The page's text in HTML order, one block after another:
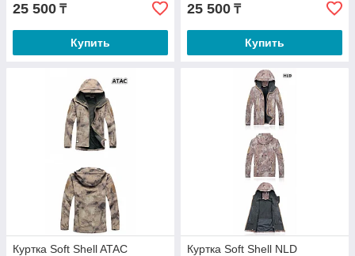
25 500 ₸
Купить
25 500 ₸
Купить
Куртка Soft Shell ATAC
Куртка Soft Shell NLD